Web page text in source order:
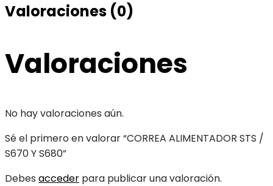
Valoraciones (0)
Valoraciones
No hay valoraciones aún.
Sé el primero en valorar “CORREA ALIMENTADOR STS /
S670 Y S680”
Debes acceder para publicar una valoración.